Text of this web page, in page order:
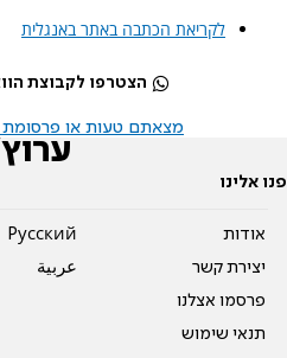
לקריאת הכתבה באתר באנגלית
הצטרפו לקבוצת
מצאתם טעות או פרסומת
פנו אלינו
אודות
יצירת קשר
פרסמו אצלנו
תנאי שימוש
Pусский
عربية